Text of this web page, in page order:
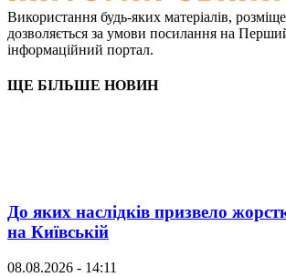
Використання будь-яких матеріалів,
дозволяється за умови посилання на
інформаційний портал.
ЩЕ БІЛЬШЕ НОВИН
До яких наслідків призвело
на Київській
08.08.2026 - 14:11